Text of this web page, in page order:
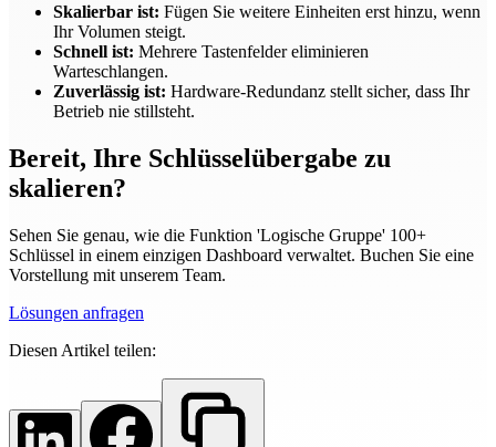
Skalierbar ist: Fügen Sie weitere Einheiten erst hinzu, wenn
Ihr Volumen steigt.
Schnell ist: Mehrere Tastenfelder eliminieren
Warteschlangen.
Zuverlässig ist: Hardware-Redundanz stellt sicher, dass Ihr
Betrieb nie stillsteht.
Bereit, Ihre Schlüsselübergabe zu
skalieren?
Sehen Sie genau, wie die Funktion 'Logische Gruppe' 100+
Schlüssel in einem einzigen Dashboard verwaltet. Buchen Sie eine
Vorstellung mit unserem Team.
Lösungen anfragen
Diesen Artikel teilen: